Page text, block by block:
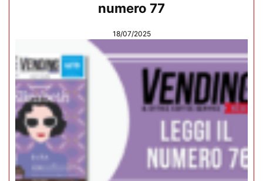
numero 77
18/07/2025